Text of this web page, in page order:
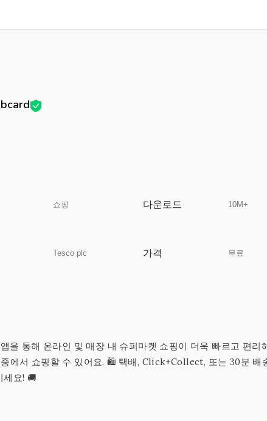
쇼핑 다운로드 10M+
Tesco plc 가격 무료
통해 온라인 및 매장 내 슈퍼마켓 쇼핑이 더욱 빠르고 편리
에서 쇼핑할 수 있어요. 🛍 택배, Click+Collect, 또는 30분 배
요! 🚚